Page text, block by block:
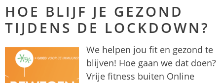
HOE BLIJF JE GEZOND
TIJDENS DE LOCKDOWN?
We helpen jou fit en gezond te
blijven! Hoe gaan we dat doen?
Vrije fitness buiten Online